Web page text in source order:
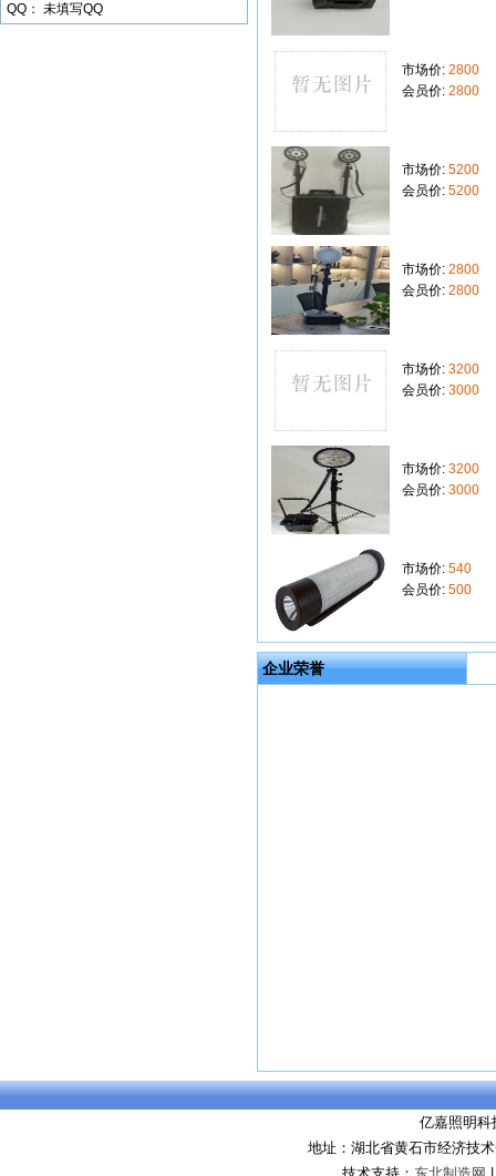
QQ： 未填写QQ
市场价: 2800
会员价: 2800
市场价: 5200
会员价: 5200
市场价: 2800
会员价: 2800
市场价: 3200
会员价: 3000
市场价: 3200
会员价: 3000
市场价: 540
会员价: 500
企业荣誉
亿嘉照明科
地址：湖北省黄石市经济技